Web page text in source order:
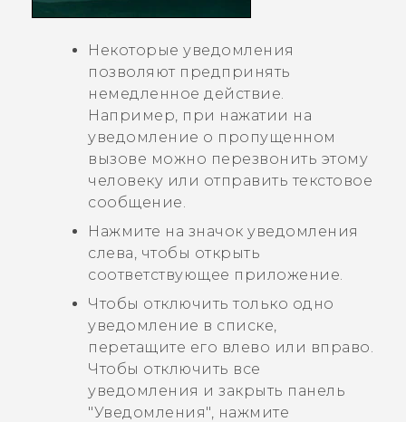
Некоторые уведомления
позволяют предпринять
немедленное действие.
Например, при нажатии на
уведомление о пропущенном
вызове можно перезвонить этому
человеку или отправить текстовое
сообщение.
Нажмите на значок уведомления
слева, чтобы открыть
соответствующее приложение.
Чтобы отключить только одно
уведомление в списке,
перетащите его влево или вправо.
Чтобы отключить все
уведомления и закрыть панель
"‍Уведомления"‍, нажмите